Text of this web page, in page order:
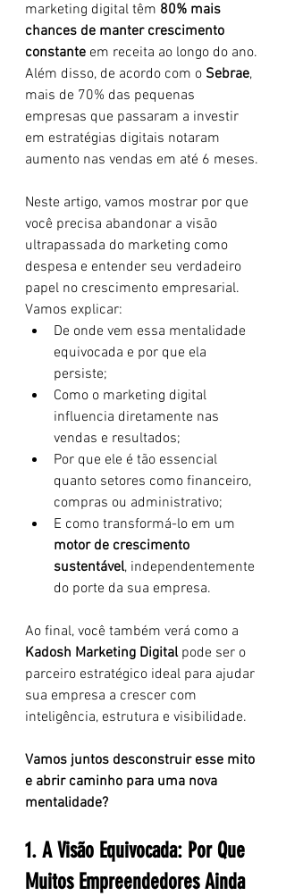
marketing digital têm 80% mais
chances de manter crescimento
constante em receita ao longo do ano.
Além disso, de acordo com o Sebrae,
mais de 70% das pequenas
empresas que passaram a investir
em estratégias digitais notaram
aumento nas vendas em até 6 meses.
Neste artigo, vamos mostrar por que
você precisa abandonar a visão
ultrapassada do marketing como
despesa e entender seu verdadeiro
papel no crescimento empresarial.
Vamos explicar:
De onde vem essa mentalidade
equivocada e por que ela
persiste;
Como o marketing digital
influencia diretamente nas
vendas e resultados;
Por que ele é tão essencial
quanto setores como financeiro,
compras ou administrativo;
E como transformá-lo em um
motor de crescimento
sustentável, independentemente
do porte da sua empresa.
Ao final, você também verá como a
Kadosh Marketing Digital pode ser o
parceiro estratégico ideal para ajudar
sua empresa a crescer com
inteligência, estrutura e visibilidade.
Vamos juntos desconstruir esse mito
e abrir caminho para uma nova
mentalidade?
1. A Visão Equivocada: Por Que
Muitos Empreendedores Ainda